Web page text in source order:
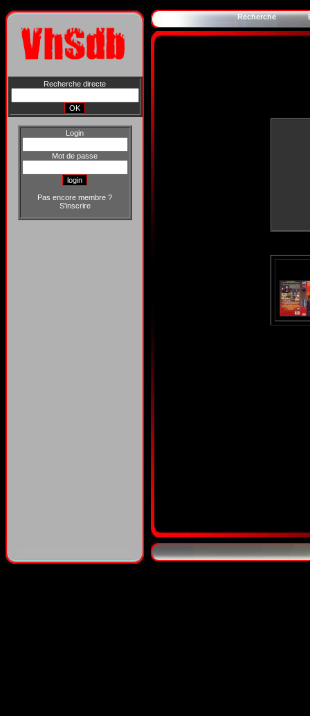
Recherche directe
Login
Mot de passe
Pas encore membre ?
S'inscrire
Recherche